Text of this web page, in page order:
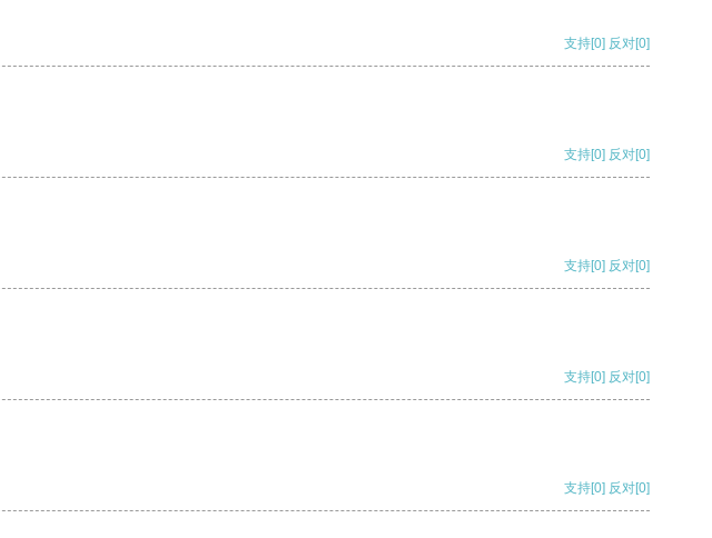
支持[0] 反对[0]
支持[0] 反对[0]
支持[0] 反对[0]
支持[0] 反对[0]
支持[0] 反对[0]